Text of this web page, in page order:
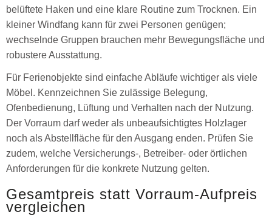
belüftete Haken und eine klare Routine zum Trocknen. Ein
kleiner Windfang kann für zwei Personen genügen;
wechselnde Gruppen brauchen mehr Bewegungsfläche und
robustere Ausstattung.
Für Ferienobjekte sind einfache Abläufe wichtiger als viele
Möbel. Kennzeichnen Sie zulässige Belegung,
Ofenbedienung, Lüftung und Verhalten nach der Nutzung.
Der Vorraum darf weder als unbeaufsichtigtes Holzlager
noch als Abstellfläche für den Ausgang enden. Prüfen Sie
zudem, welche Versicherungs-, Betreiber- oder örtlichen
Anforderungen für die konkrete Nutzung gelten.
Gesamtpreis statt Vorraum-Aufpreis
vergleichen